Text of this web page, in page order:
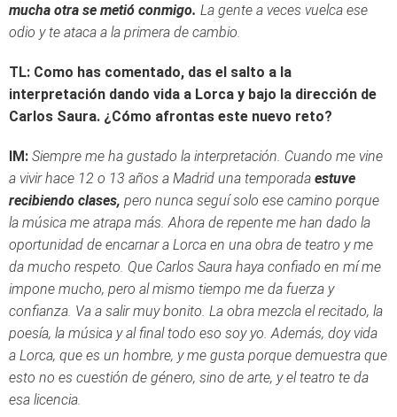
mucha otra se metió conmigo. La gente a veces vuelca ese
odio y te ataca a la primera de cambio.
TL: Como has comentado, das el salto a la
interpretación dando vida a Lorca y bajo la dirección de
Carlos Saura. ¿Cómo afrontas este nuevo reto?
IM: Siempre me ha gustado la interpretación. Cuando me vine
a vivir hace 12 o 13 años a Madrid una temporada estuve
recibiendo clases, pero nunca seguí solo ese camino porque
la música me atrapa más. Ahora de repente me han dado la
oportunidad de encarnar a Lorca en una obra de teatro y me
da mucho respeto. Que Carlos Saura haya confiado en mí me
impone mucho, pero al mismo tiempo me da fuerza y
confianza. Va a salir muy bonito. La obra mezcla el recitado, la
poesía, la música y al final todo eso soy yo. Además, doy vida
a Lorca, que es un hombre, y me gusta porque demuestra que
esto no es cuestión de género, sino de arte, y el teatro te da
esa licencia.